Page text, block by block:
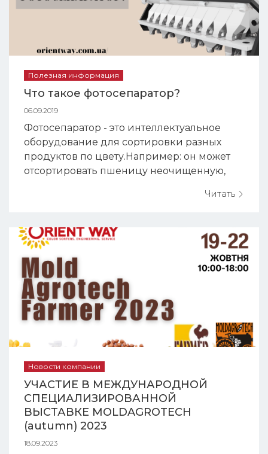
Полезная информация
Что такое фотосепаратор?
06.09.2019
Фотосепаратор - это интеллектуальное
оборудование для сортировки разных
продуктов по цвету.Например: он может
отсортировать пшеницу неочищенную,
камень и другие примеси. С помощью
рабочий труд, увеличить качество
продуктов. Чем выше качество продуктов,
тем выше цена продажи. Наши
фотосепаратор...
Читать
Новости компании
УЧАСТИЕ В МЕЖДУНАРОДНОЙ
СПЕЦИАЛИЗИРОВАННОЙ
ВЫСТАВКЕ MOLDAGROTECH
(autumn) 2023
18.09.2023